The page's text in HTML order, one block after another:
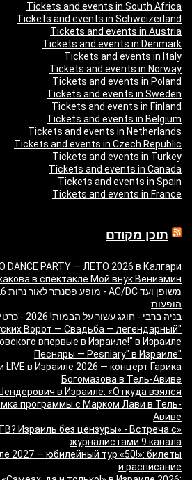
Tickets and events in South Africa
Tickets and events in Schweizerland
Tickets and events in Austria
Tickets and events in Denmark
Tickets and events in Italy
Tickets and events in Norway
Tickets and events in Poland
Tickets and events in Sweden
Tickets and events in Finland
Tickets and events in Belgium
Tickets and events in Netherlands
Tickets and events in Czech Republic
Tickets and events in Turkey
Tickets and events in Canada
Tickets and events in Spain
Tickets and events in France
תוכן מקודם
DANCE PARTY — ЛЕТО 2026 в Калгари
в спектакле Мой внук Вениамин
הופעות
בניה ברבי - חוגג עשור על הבמות! 2026 - כרטיסים ולוח הופעות
Ворот — Свадьба — легендарный
впервые в Израиле!" в Израиле
"Песняры — Pesniary" в Израиле
в Израиле 2026 — концерт Гарика
Богомазова в Тель-Авиве
в Израиле: «Откуда взялся
программы с Марком Лави в Тель-
Авиве
Израиль без цензуры» - Встреча с
журналистами 9 канала
2027 — юбилейный тур «50!»: билеты
и расписание